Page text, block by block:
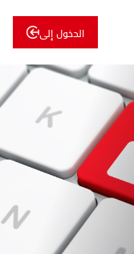
الدخول إلى